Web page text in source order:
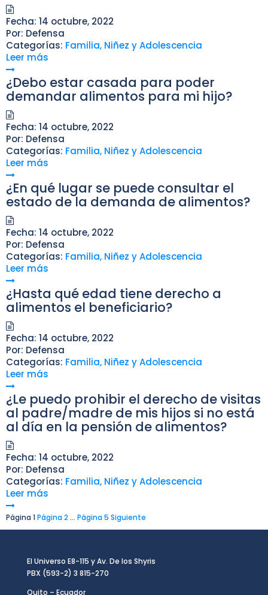
Fecha: 14 octubre, 2022
Por: Defensa
Categorías: Familia, Niñez y Adolescencia
Leer más
¿Debo estar casada para poder
demandar alimentos para mi hijo?
Fecha: 14 octubre, 2022
Por: Defensa
Categorías: Familia, Niñez y Adolescencia
Leer más
¿En qué lugar se puede consultar el
estado de la demanda de alimentos?
Fecha: 14 octubre, 2022
Por: Defensa
Categorías: Familia, Niñez y Adolescencia
Leer más
¿Hasta qué edad tiene derecho a
alimentos el beneficiario?
Fecha: 14 octubre, 2022
Por: Defensa
Categorías: Familia, Niñez y Adolescencia
Leer más
¿Le puedo prohibir el derecho de visitas
al padre/madre de mis hijos si no está
al día en la pensión de alimentos?
Fecha: 14 octubre, 2022
Por: Defensa
Categorías: Familia, Niñez y Adolescencia
Leer más
Paginación
de
Página 1Página2… Página5 Siguiente
El Universo E8-115 y Av. De los Shyris
PBX (593-2) 3 815-270
Quito – Ecuador